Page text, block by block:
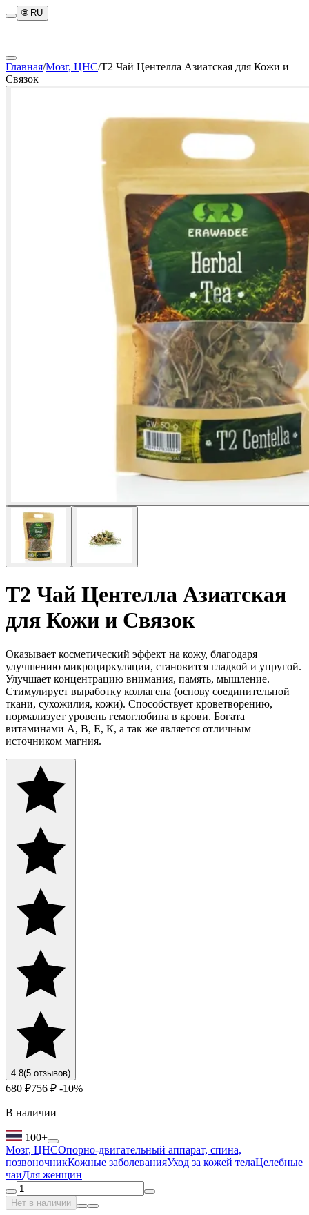
🌐RU
Главная/Мозг, ЦНС/T2 Чай Центелла Азиатская для Кожи и
Связок
T2 Чай Центелла Азиатская
для Кожи и Связок
Оказывает косметический эффект на кожу, благодаря
улучшению микроциркуляции, становится гладкой и упругой.
Улучшает концентрацию внимания, память, мышление.
Стимулирует выработку коллагена (основу соединительной
ткани, сухожилия, кожи). Способствует кроветворению,
нормализует уровень гемоглобина в крови. Богата
витаминами А, В, Е, К, а так же является отличным
источником магния.
4.8(5 отзывов)
680 ₽756 ₽ -10%
В наличии
100+
Мозг, ЦНСОпорно-двигательный аппарат, спина,
позвоночникКожные заболеванияУход за кожей телаЦелебные
чаиДля женщин
Нет в наличии